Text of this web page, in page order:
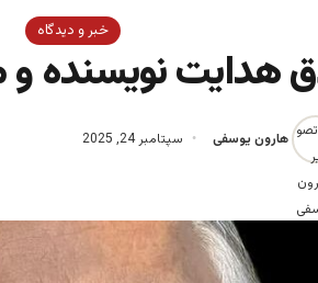
خبر و دیدگاه
هدایت نویسنده و
هارون یوسفی سپتامبر 24, 2025